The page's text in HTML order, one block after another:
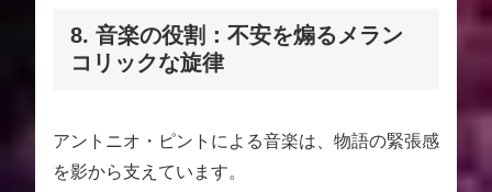
8. 音楽の役割：不安を煽るメラン
コリックな旋律
アントニオ・ピントによる音楽は、物語の緊張感
を影から支えています。